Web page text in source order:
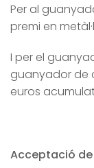
Per al
premi en
I per el
guanyador de
euros
Acceptació